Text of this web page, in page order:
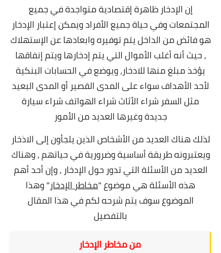
إن الإدخار ظاهرة إقتصادية متواجدة في جميع
المجتمعات وفي حياة جميع الأفراد ويمكن إعتبار الإدخار
هو فائض من الداخل يتم توفيره وابعادها عن الإستهلاك
, حيث أنه أغلب الأموال التي يتم إدخارها ويتم إنفاقها
يؤخذ مبلغ منها للادخار,ويوضع في الحسابات البنكية
لأحد الأهداف سواء على المدى القصير أو المدى البعيد
مثل السفر شراء الأثاث شراء الهواتف شراء سيارة
جديدة وغيرها العديد من الأمور
لذلك هناك العديد من الأشخاص الذين يلجأون إلى الاذخار
ويعتبرونه طريقة أساسية وضرورية في حياتهم , وهناك
العديد من الأسئلة التي تدور حول الإدخار , وإن أحد أهم
هذه الأسئلة هي موضوع "مخاطر الإدخار" وهذا
الموضوع سوف يتم شرحه لكم في هذا المقال
بالتفصيل
من مخاطر الإدخار